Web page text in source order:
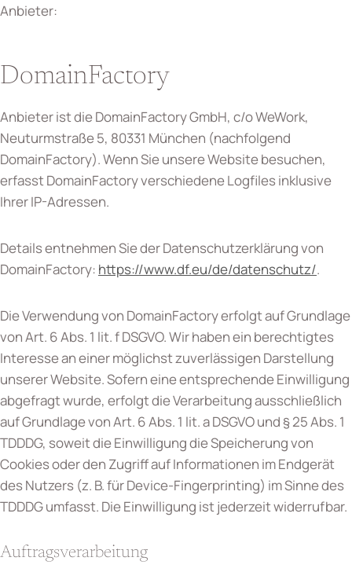
Anbieter:
DomainFactory
Anbieter ist die DomainFactory GmbH, c/o WeWork,
Neuturmstraße 5, 80331 München (nachfolgend
DomainFactory). Wenn Sie unsere Website besuchen,
erfasst DomainFactory verschiedene Logfiles inklusive
Ihrer IP-Adressen.
Details entnehmen Sie der Datenschutzerklärung von
DomainFactory: https://www.df.eu/de/datenschutz/.
Die Verwendung von DomainFactory erfolgt auf Grundlage
von Art. 6 Abs. 1 lit. f DSGVO. Wir haben ein berechtigtes
Interesse an einer möglichst zuverlässigen Darstellung
unserer Website. Sofern eine entsprechende Einwilligung
abgefragt wurde, erfolgt die Verarbeitung ausschließlich
auf Grundlage von Art. 6 Abs. 1 lit. a DSGVO und § 25 Abs. 1
TDDDG, soweit die Einwilligung die Speicherung von
Cookies oder den Zugriff auf Informationen im Endgerät
des Nutzers (z. B. für Device-Fingerprinting) im Sinne des
TDDDG umfasst. Die Einwilligung ist jederzeit widerrufbar.
Auftragsverarbeitung